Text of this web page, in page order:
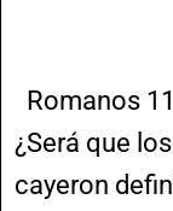
Romanos
¿Será que
cayeron